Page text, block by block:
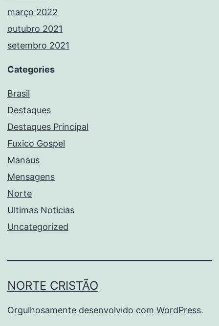
março 2022
outubro 2021
setembro 2021
Categories
Brasil
Destaques
Destaques Principal
Fuxico Gospel
Manaus
Mensagens
Norte
Ultimas Noticias
Uncategorized
NORTE CRISTÃO
Orgulhosamente desenvolvido com WordPress.